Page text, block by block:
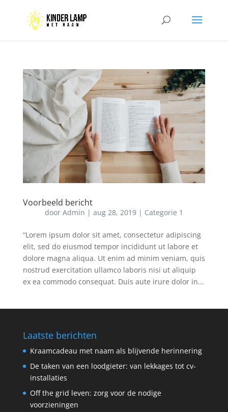
Voorbeeld bericht
door Admin | aug 28, 2019| Categorie 1
“Lorem ipsum dolor sit amet, consectetur adipiscing
elit, sed do eiusmod tempor incididunt ut labore et
dolore magna aliqua. Ut enim ad minim veniam, quis
nostrud exercitation ullamco laboris nisi ut aliquip
ex ea commodo consequat. Duis aute irure dolor in...
Laatste berichten
Kraamcadeau met naam als blijvende herinnering
De taken van een loodgieter: van lekkages tot cv-
installaties
Off the grid leven: zorg voor de nodige
voorzieningen